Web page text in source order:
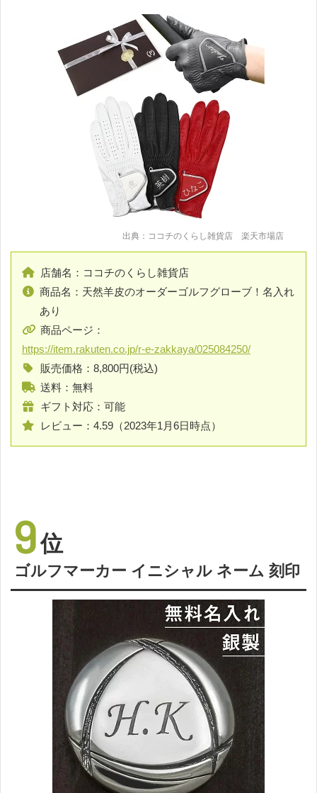
出典：ココチのくらし雑貨店 楽天市場店
店舗名：ココチのくらし雑貨店
商品名：天然羊皮のオーダーゴルフグローブ！名入れ
あり
商品ページ：
https://item.rakuten.co.jp/r-e-zakkaya/025084250/
販売価格：8,800円(税込)
送料：無料
ギフト対応：可能
レビュー：4.59（2023年1月6日時点）
9位
ゴルフマーカー イニシャル ネーム 刻印